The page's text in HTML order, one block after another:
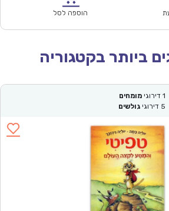
₪57.00.
הוספה לסל
ביותר בקטגוריה
1 דירוגי מומחים
5 דירוגי גולשים